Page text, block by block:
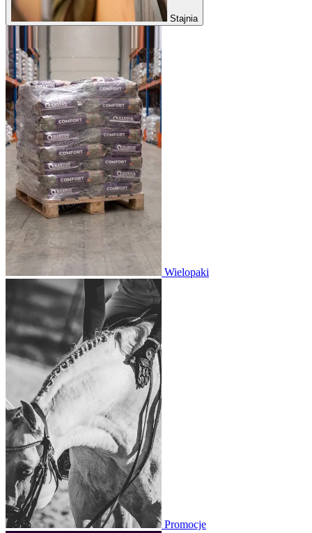
Stajnia
Wielopaki
Promocje